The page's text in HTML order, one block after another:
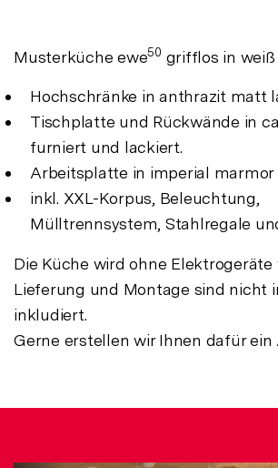
Musterküche ewe50 grifflos in
Hochschränke in anthrazit matt
Tischplatte und Rückwände in
furniert und lackiert.
Arbeitsplatte in imperial marmor
inkl. XXL-Korpus, Beleuchtung,
Mülltrennsystem, Stahlregale
Die Küche wird ohne Elektrogeräte
Lieferung und Montage sind nicht
inkludiert.
Gerne erstellen wir Ihnen dafür ein